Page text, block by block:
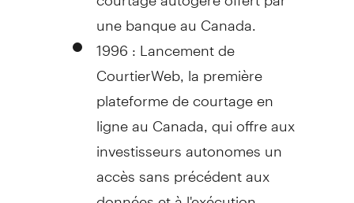
une banque auCanada
1996 : Lancement de
CourtierWeb, la première
plateforme de courtage en
ligne au Canada , qui offre aux
investisseurs autonomes un
accès sans précédent aux
données et à l'exécution